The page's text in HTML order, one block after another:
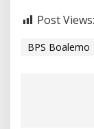
Post Views:
BPS Boalemo